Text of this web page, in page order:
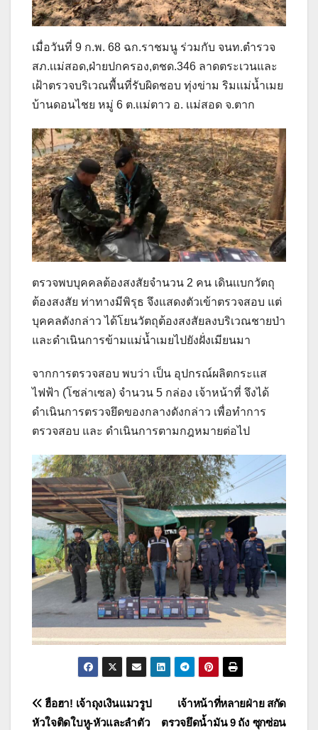
เมื่อวันที่ 9 ก.พ. 68 ฉก.ราชมนู ร่วมกับ จนท.ตำรวจ
สภ.เเม่สอด,ฝ่ายปกครอง,ตชด.346 ลาดตระเวนและ
เฝ้าตรวจบริเวณพื้นที่รับผิดชอบ ทุ่งข่าม ริมเเม่น้ำเมย
บ้านดอนไชย หมู่ 6 ต.เเม่ตาว อ. เเม่สอด จ.ตาก
ตรวจพบบุคคลต้องสงสัยจำนวน 2 คน เดินเเบกวัตถุ
ต้องสงสัย ท่าทางมีพิรุธ จึงแสดงตัวเข้าตรวจสอบ แต่
บุคคลดังกล่าว ได้โยนวัตถุต้องสงสัยลงบริเวณชายป่า
และดำเนินการข้ามแม่น้ำเมยไปยังฝั่งเมียนมา
จากการตรวจสอบ พบว่า เป็น อุปกรณ์ผลิตกระเเส
ไฟฟ้า (โซล่าเซล) จำนวน 5 กล่อง เจ้าหน้าที่ จึงได้
ดำเนินการตรวจยึดของกลางดังกล่าว เพื่อทำการ
ตรวจสอบ และ ดำเนินการตามกฎหมายต่อไป
แนะแนว
เจ้าหน้าที่หลายฝ่าย สกัด
ตรวจยึดน้ำมัน 9 ถัง ซุกซ่อน
ฮือฮา! เจ้าถุงเงินแมวรูป
หัวใจติดใบหู-หัวและลำตัว